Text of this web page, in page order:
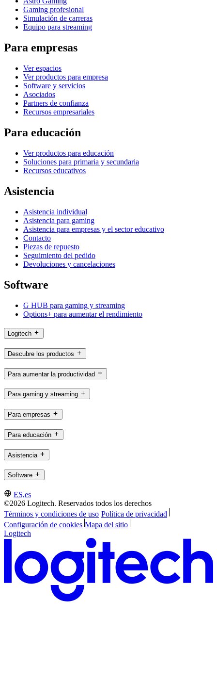
Gaming profesional
Simulación de carreras
Equipo para streaming
Para empresas
Ver espacios
Ver productos para empresa
Software y servicios
Asociados
Partners de confianza
Recursos empresariales
Para educación
Ver productos para educación
Soluciones para primaria y secundaria
Recursos educativos
Asistencia
Asistencia individual
Asistencia para gaming
Asistencia para empresas y el sector educativo
Contacto
Piezas de repuesto
Seguimiento del pedido
Devoluciones y cancelaciones
Software
G HUB para gaming y streaming
Options+ para aumentar el rendimiento
Logitech
Descubre los productos
Para aumentar la productividad
Para gaming y streaming
Para empresas
Para educación
Asistencia
Software
ES,es
©2026 Logitech. Reservados todos los derechos
Términos y condiciones de uso Política de privacidad
Configuración de cookies Mapa del sitio
Logitech